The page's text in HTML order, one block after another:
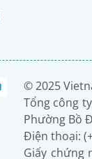
© 2025
Tổng công
Phường Bồ
Điện thoại:
Giấy chứng